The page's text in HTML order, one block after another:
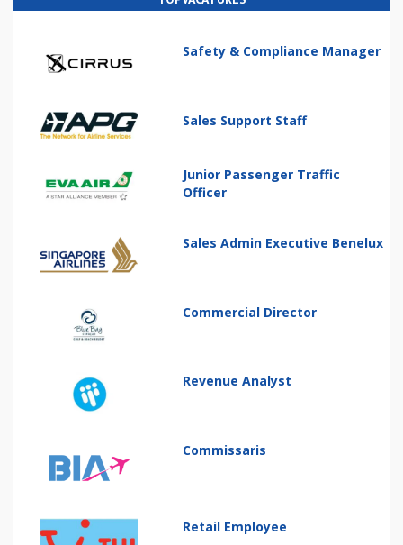
Safety & Compliance Manager
Sales Support Staff
Junior Passenger Traffic
Officer
Sales Admin Executive Benelux
Commercial Director
Revenue Analyst
Commissaris
Retail Employee